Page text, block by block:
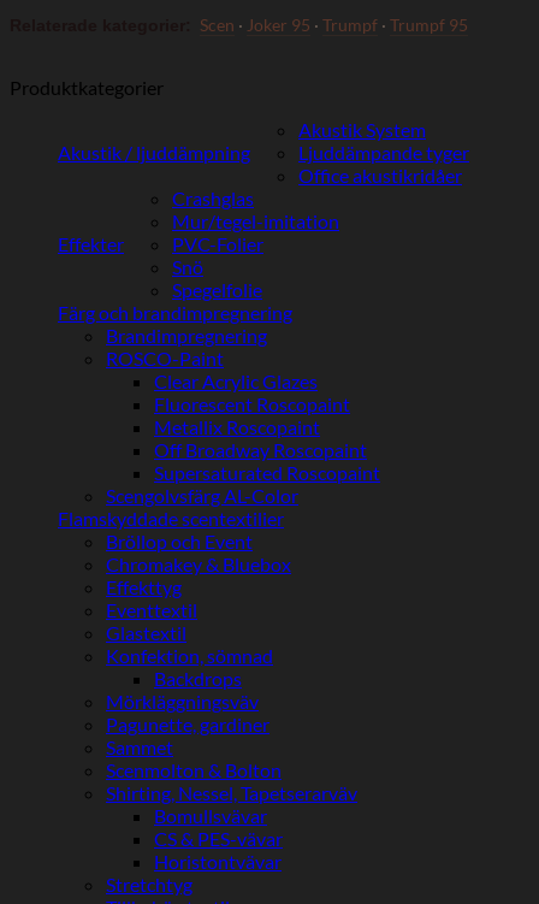
Scen · Joker 95 · Trumpf · Trumpf 95
Produktkategorier
Akustik / ljuddämpning
Akustik System
Ljuddämpande tyger
Office akustikridåer
Effekter
Crashglas
Mur/tegel-imitation
PVC-Folier
Snö
Spegelfolie
Färg och brandimpregnering
Brandimpregnering
ROSCO-Paint
Clear Acrylic Glazes
Fluorescent Roscopaint
Metallix Roscopaint
Off Broadway Roscopaint
Supersaturated Roscopaint
Scengolvsfärg AL-Color
Flamskyddade scentextilier
Bröllop och Event
Chromakey & Bluebox
Effekttyg
Eventtextil
Glastextil
Konfektion, sömnad
Backdrops
Mörkläggningsväv
Pagunette, gardiner
Sammet
Scenmolton & Bolton
Shirting, Nessel, Tapetserarväv
Bomullsvävar
CS & PES-vävar
Horistontvävar
Stretchtyg